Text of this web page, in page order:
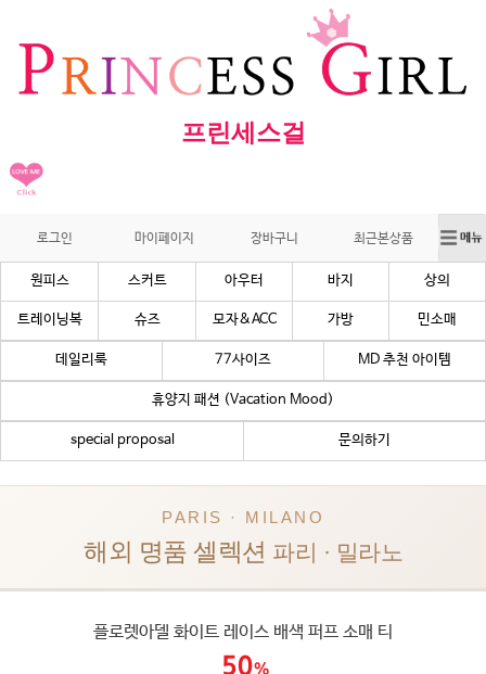
프린세스걸
로그인 마이페이지 장바구니 최근본상품
원피스 스커트 아우터 바지 상의
트레이닝복 슈즈 모자&ACC 가방 민소매
데일리룩 77사이즈 MD 추천 아이템
휴양지 패션 (Vacation Mood)
special proposal 문의하기
PARIS · MILANO
해외 명품 셀렉션 파리 · 밀라노
플로렛아델 화이트 레이스 배색 퍼프 소매 티